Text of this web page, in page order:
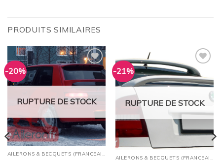
PRODUITS SIMILAIRES
-20%
Ajouter
à la
wishlist
RUPTURE DE STOCK
AILERONS & BECQUETS (FRANCEAILERON)
-21%
Ajouter
à la
wishlist
RUPTURE DE STOCK
AILERONS & BECQUETS (FRANCEAILERON)